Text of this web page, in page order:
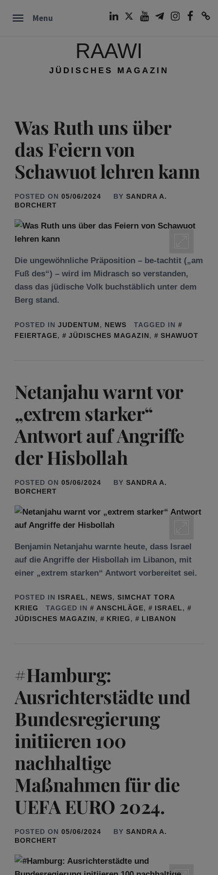
Menu
RAAWI
JÜDISCHES MAGAZIN
Was Ruth uns über
das Feiern von
Schawuot lehren kann
POSTED ON 05/06/2024 BY SANDRA A.
BORCHERT
Die ungewöhnliche Präposition – be-tachtit („am
Fuß des“) – wird im Midrasch so verstanden,
dass das jüdische Volk buchstäblich unter dem
Berg stand.
POSTED IN JUDENTUM, NEWS
TAGGED IN
FEIERTAGE, JÜDISCHES MAGAZIN, SHAWUOT
Netanjahu warnt vor
„extrem starker“
Antwort auf Angriffe
der Hisbollah
POSTED ON 05/06/2024 BY SANDRA A.
BORCHERT
Benjamin Netanjahu warnte heute, dass Israel
auf die Angriffe der Hisbollah im Libanon, mit
einer „extrem starken“ Antwort vorbereitet sei.
POSTED IN ISRAEL, NEWS, SIMCHAT TORA
KRIEG
TAGGED IN ANSCHLÄGE, ISRAEL,
JÜDISCHES MAGAZIN, KRIEG, LIBANON
#Hamburg:
Ausrichterstädte und
Bundesregierung
initiieren 100
nachhaltige
Maßnahmen für die
UEFA EURO 2024.
POSTED ON 05/06/2024 BY SANDRA A.
BORCHERT